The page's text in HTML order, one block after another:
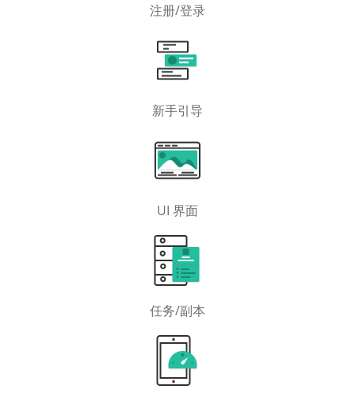
注册/登录
新手引导
UI 界面
任务/副本